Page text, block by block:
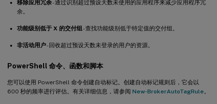
移除应用冗余- 通过识别超过预设天数未使用的应用程序来减少应用程序冗
余。
功能级别低于 X 的交付组- 查找功能级别低于特定值的交付组。
非活动用户- 回收超过预设天数未登录的用户的资源。
PowerShell 命令、函数和脚本
您可以使用 PowerShell 命令创建自动标记。创建自动标记规则后，它会以
600 秒的频率进行评估。有关详细信息，请参阅 New-BrokerAutoTagRule 。